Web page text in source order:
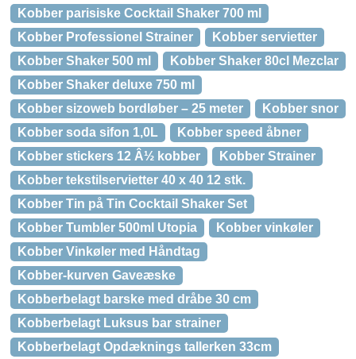
Kobber parisiske Cocktail Shaker 700 ml
Kobber Professionel Strainer
Kobber servietter
Kobber Shaker 500 ml
Kobber Shaker 80cl Mezclar
Kobber Shaker deluxe 750 ml
Kobber sizoweb bordløber – 25 meter
Kobber snor
Kobber soda sifon 1,0L
Kobber speed åbner
Kobber stickers 12 Â½ kobber
Kobber Strainer
Kobber tekstilservietter 40 x 40 12 stk.
Kobber Tin på Tin Cocktail Shaker Set
Kobber Tumbler 500ml Utopia
Kobber vinkøler
Kobber Vinkøler med Håndtag
Kobber-kurven Gaveæske
Kobberbelagt barske med dråbe 30 cm
Kobberbelagt Luksus bar strainer
Kobberbelagt Opdæknings tallerken 33cm